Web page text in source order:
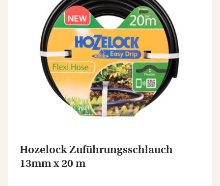
Hozelock Zuführungsschlauch
13mm x 20 m